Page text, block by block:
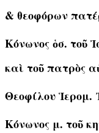
& θεοφόρων
Κόνωνος ὁσ. τοῦ
καὶ τοῦ πατρὸς
Θεοφίλου Ἱερομ.
Κόνωνος μ. τοῦ